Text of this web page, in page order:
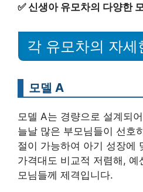
✅신생아 유모차의 다양한
각 유모차의 자세
모델 A
모델 A는 경량으로 설계되
늘날 많은 부모님들이 선호
절이 가능하여 아기 성장에
가격대도 비교적 저렴해,
모님들께 제격입니다.